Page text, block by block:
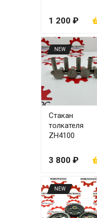
1 200 ₽
NEW
Стакан
толкателя
ZH4100
шт.)
3 800 ₽
NEW